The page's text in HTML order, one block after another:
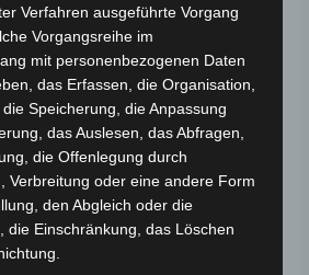
Links
→https://volta-
gewaehrleistung/
– was ist erlaubt?
fahren-ohne-
was-ist-erlaubt/
bei Volta Motors
Verfahren ausgeführte Vorgang
Vorgangsreihe im
mit personenbezogenen Daten
das Erfassen, die Organisation,
Speicherung, die Anpassung
das Auslesen, das Abfragen,
die Offenlegung durch
Verbreitung oder eine andere Form
den Abgleich oder die
die Einschränkung, das Löschen